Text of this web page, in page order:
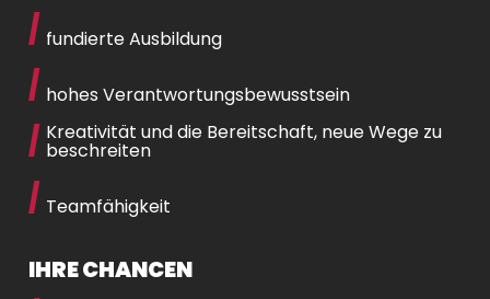
fundierte Ausbildung
hohes Verantwortungsbewusstsein
Kreativität und die Bereitschaft, neue Wege zu
beschreiten
Teamfähigkeit
IHRE CHANCEN